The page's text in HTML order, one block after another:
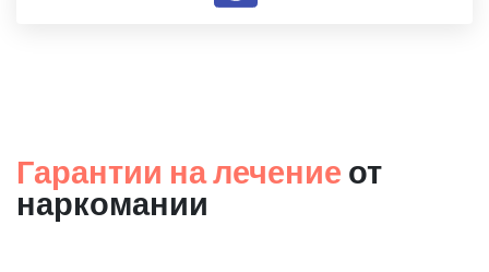
Гарантии на лечение от
наркомании